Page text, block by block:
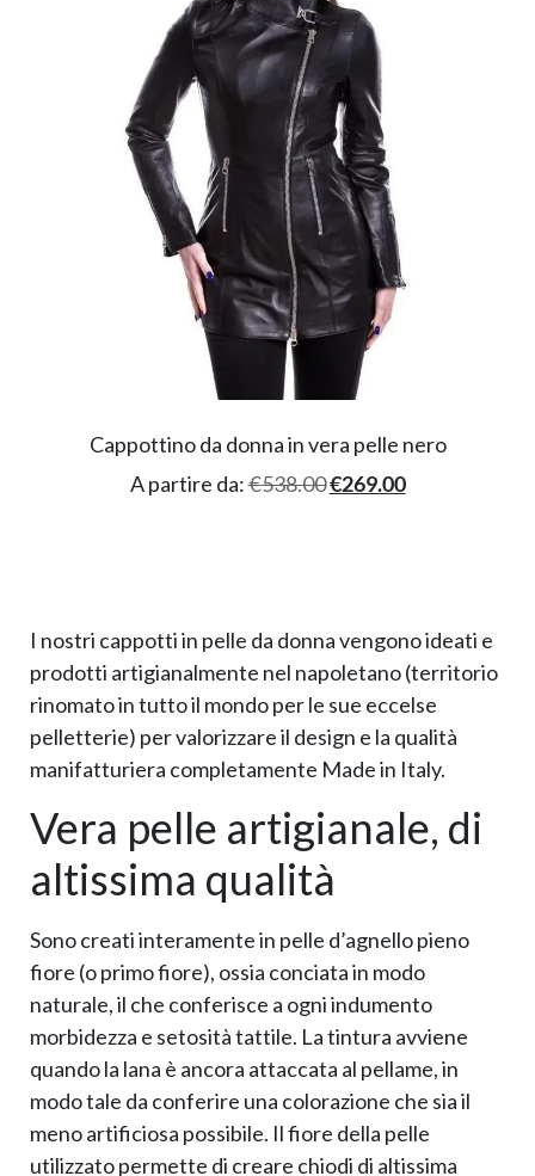
Cappottino da donna in vera pelle nero
A partire da:€538.00€269.00
I nostri cappotti in pelle da donna vengono ideati e
prodotti artigianalmente nel napoletano (territorio
rinomato in tutto il mondo per le sue eccelse
pelletterie) per valorizzare il design e la qualità
manifatturiera completamente Made in Italy.
Vera pelle artigianale, di
altissima qualità
Sono creati interamente in pelle d’agnello pieno
fiore (o primo fiore), ossia conciata in modo
naturale, il che conferisce a ogni indumento
morbidezza e setosità tattile. La tintura avviene
quando la lana è ancora attaccata al pellame, in
modo tale da conferire una colorazione che sia il
meno artificiosa possibile. Il fiore della pelle
utilizzato permette di creare chiodi di altissima